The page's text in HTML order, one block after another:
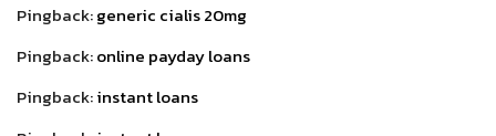
Pingback:generic cialis 20mg
Pingback:online payday loans
Pingback:instant loans